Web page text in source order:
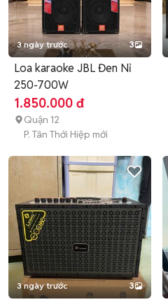
3 ngày trước 3
Loa karaoke JBL Đen Nỉ
250-700W
1.850.000 đ
Quận 12
P. Tân Thới Hiệp mới
3 ngày trước 3